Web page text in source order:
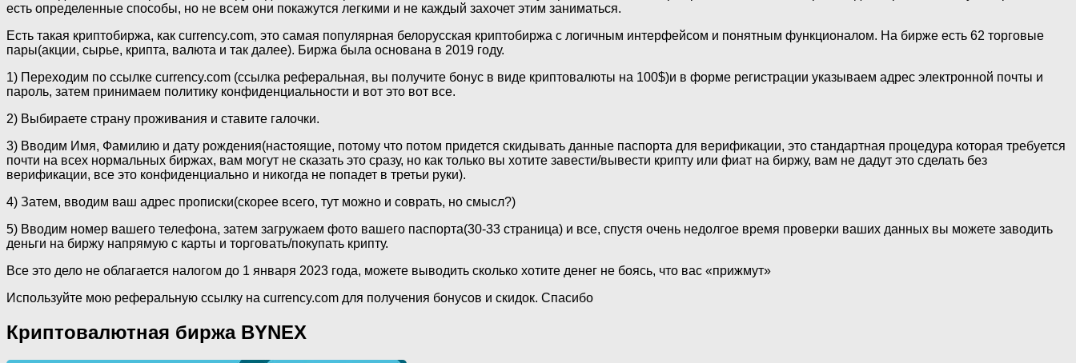
есть определенные способы, но не всем они покажутся легкими и не каждый захочет этим заниматься.
Есть такая криптобиржа, как currency.com, это самая популярная белорусская криптобиржа с логичным интерфейсом и понятным функционалом. На бирже есть 62 торговые
пары(акции, сырье, крипта, валюта и так далее). Биржа была основана в 2019 году.
1) Переходим по ссылке currency.com (ссылка реферальная, вы получите бонус в виде криптовалюты на 100$)и в форме регистрации указываем адрес электронной почты и
пароль, затем принимаем политику конфиденциальности и вот это вот все.
2) Выбираете страну проживания и ставите галочки.
3) Вводим Имя, Фамилию и дату рождения(настоящие, потому что потом придется скидывать данные паспорта для верификации, это стандартная процедура которая требуется
почти на всех нормальных биржах, вам могут не сказать это сразу, но как только вы хотите завести/вывести крипту или фиат на биржу, вам не дадут это сделать без
верификации, все это конфиденциально и никогда не попадет в третьи руки).
4) Затем, вводим ваш адрес прописки(скорее всего, тут можно и соврать, но смысл?)
5) Вводим номер вашего телефона, затем загружаем фото вашего паспорта(30-33 страница) и все, спустя очень недолгое время проверки ваших данных вы можете заводить
деньги на биржу напрямую с карты и торговать/покупать крипту.
Все это дело не облагается налогом до 1 января 2023 года, можете выводить сколько хотите денег не боясь, что вас «прижмут»
Используйте мою реферальную ссылку на currency.com для получения бонусов и скидок. Спасибо
Криптовалютная биржа BYNEX